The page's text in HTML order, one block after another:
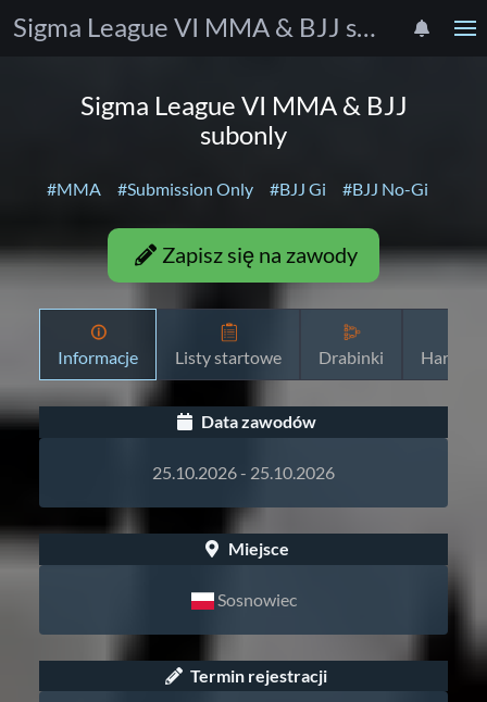
Sigma League VI MMA & BJJ subonly
Sigma League VI MMA & BJJ
subonly
#MMA #Submission Only #BJJ Gi #BJJ No-Gi
Zapisz się na zawody
Informacje Listy startowe Drabinki
Data zawodów
25.10.2026 - 25.10.2026
Miejsce
Sosnowiec
Termin rejestracji